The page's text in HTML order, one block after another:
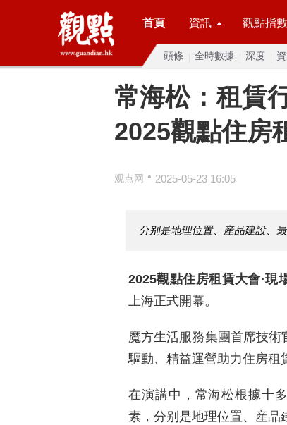
首頁 資訊 觀點指數
頭條 全時數據 深度
常海松：租賃
2025觀點住房
观点网 • 2025-05-23 16:05
分别是地理位置、産品建設、
2025觀點住房租賃大會·現
上海正式開幕。
魔方生活服務集團首席技
驅動、精益運營助力住房租
在演講中，常海松根據十
素，分别是地理位置、産品